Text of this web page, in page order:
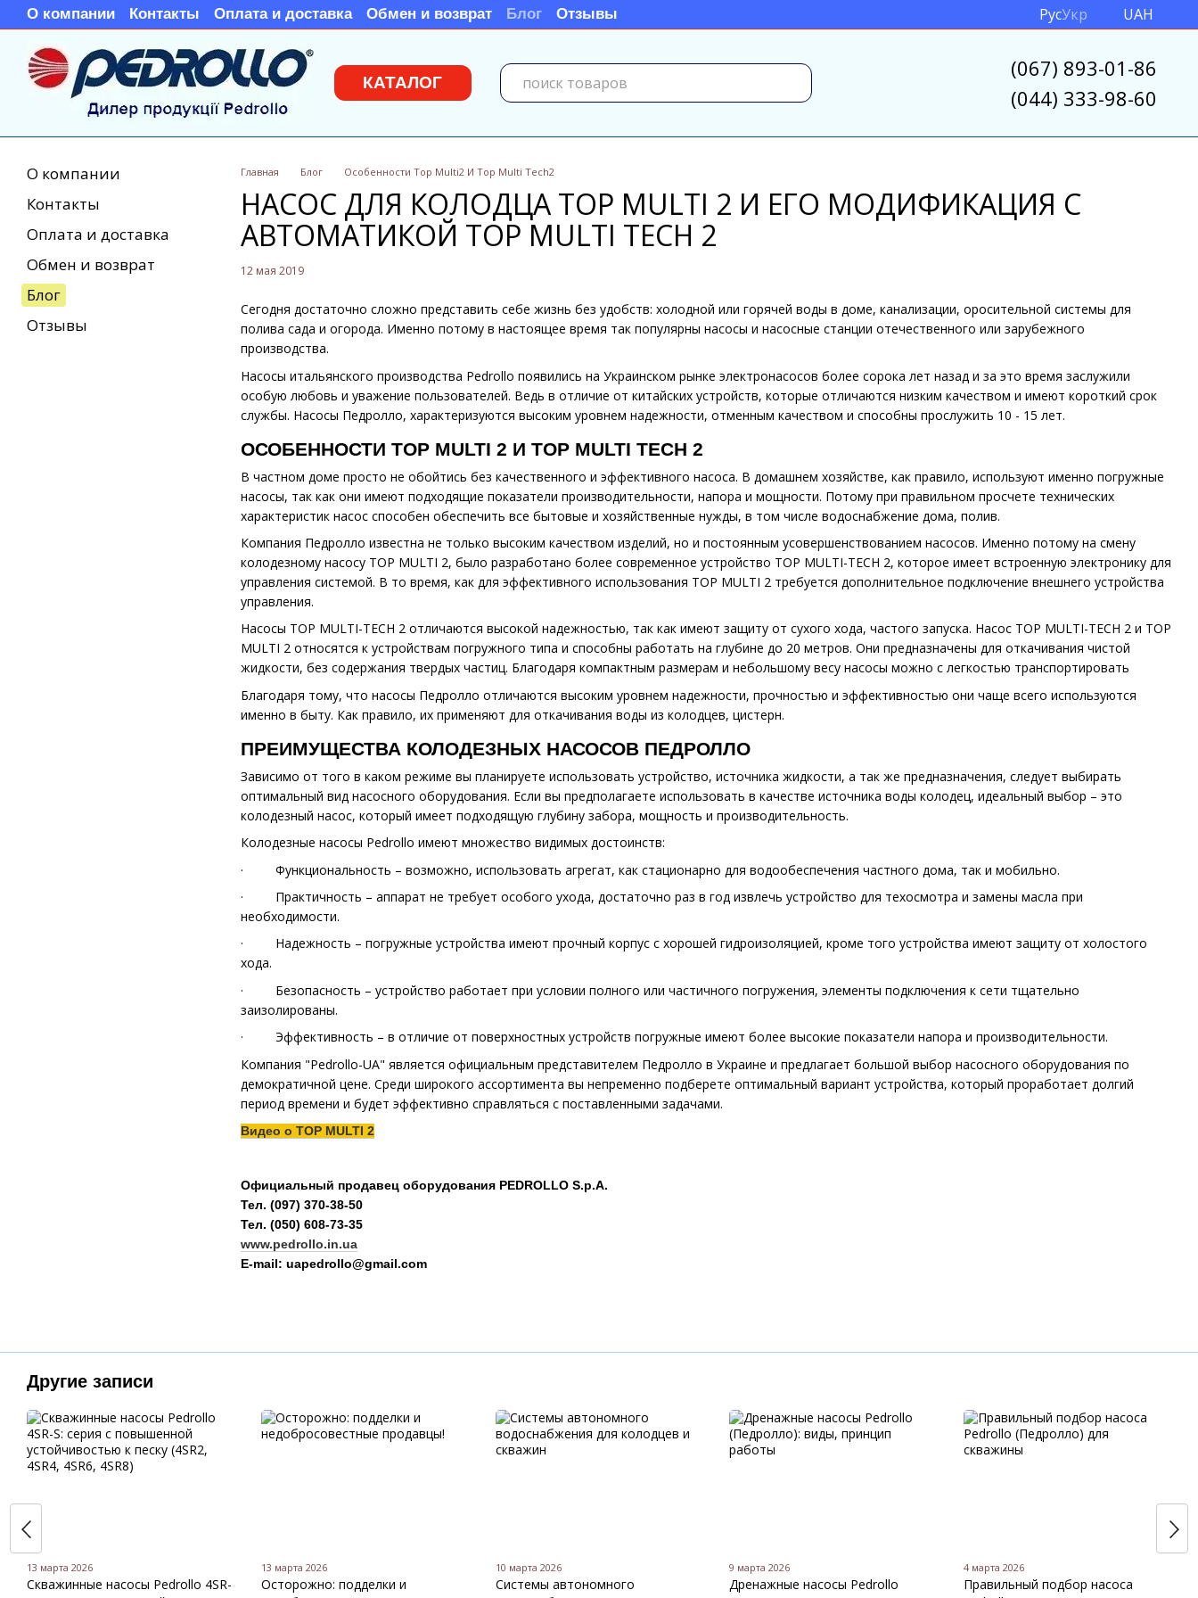
Перейти к основному контенту
О компании Контакты Оплата и доставка Обмен и возврат Блог Отзывы РусУкр UAH
КАТАЛОГ
(067) 893-01-86
(044) 333-98-60
Главная Блог Особенности Top Multi2 И Top Multi Tech2
НАСОС ДЛЯ КОЛОДЦА TOP MULTI 2 И ЕГО МОДИФИКАЦИЯ С
АВТОМАТИКОЙ TOP MULTI TECH 2
12 мая 2019
Сегодня достаточно сложно представить себе жизнь без удобств: холодной или горячей воды в доме, канализации, оросительной системы для
полива сада и огорода. Именно потому в настоящее время так популярны насосы и насосные станции отечественного или зарубежного
производства.
Насосы итальянского производства Pedrollo появились на Украинском рынке электронасосов более сорока лет назад и за это время заслужили
особую любовь и уважение пользователей. Ведь в отличие от китайских устройств, которые отличаются низким качеством и имеют короткий срок
службы. Насосы Педролло, характеризуются высоким уровнем надежности, отменным качеством и способны прослужить 10 - 15 лет.
ОСОБЕННОСТИ TOP MULTI 2 И TOP MULTI TECH 2
В частном доме просто не обойтись без качественного и эффективного насоса. В домашнем хозяйстве, как правило, используют именно погружные
насосы, так как они имеют подходящие показатели производительности, напора и мощности. Потому при правильном просчете технических
характеристик насос способен обеспечить все бытовые и хозяйственные нужды, в том числе водоснабжение дома, полив.
Компания Педролло известна не только высоким качеством изделий, но и постоянным усовершенствованием насосов. Именно потому на смену
колодезному насосу TOP MULTI 2, было разработано более современное устройство TOP MULTI-TECH 2, которое имеет встроенную электронику для
управления системой. В то время, как для эффективного использования TOP MULTI 2 требуется дополнительное подключение внешнего устройства
управления.
Насосы TOP MULTI-TECH 2 отличаются высокой надежностью, так как имеют защиту от сухого хода, частого запуска. Насос TOP MULTI-TECH 2 и TOP
MULTI 2 относятся к устройствам погружного типа и способны работать на глубине до 20 метров. Они предназначены для откачивания чистой
жидкости, без содержания твердых частиц. Благодаря компактным размерам и небольшому весу насосы можно с легкостью транспортировать
Благодаря тому, что насосы Педролло отличаются высоким уровнем надежности, прочностью и эффективностью они чаще всего используются
именно в быту. Как правило, их применяют для откачивания воды из колодцев, цистерн.
ПРЕИМУЩЕСТВА КОЛОДЕЗНЫХ НАСОСОВ ПЕДРОЛЛО
Зависимо от того в каком режиме вы планируете использовать устройство, источника жидкости, а так же предназначения, следует выбирать
оптимальный вид насосного оборудования. Если вы предполагаете использовать в качестве источника воды колодец, идеальный выбор – это
колодезный насос, который имеет подходящую глубину забора, мощность и производительность.
Колодезные насосы Pedrollo имеют множество видимых достоинств:
· Функциональность – возможно, использовать агрегат, как стационарно для водообеспечения частного дома, так и мобильно.
· Практичность – аппарат не требует особого ухода, достаточно раз в год извлечь устройство для техосмотра и замены масла при
необходимости.
· Надежность – погружные устройства имеют прочный корпус с хорошей гидроизоляцией, кроме того устройства имеют защиту от холостого
хода.
· Безопасность – устройство работает при условии полного или частичного погружения, элементы подключения к сети тщательно
заизолированы.
· Эффективность – в отличие от поверхностных устройств погружные имеют более высокие показатели напора и производительности.
Компания "Pedrollo-UA" является официальным представителем Педролло в Украине и предлагает большой выбор насосного оборудования по
демократичной цене. Среди широкого ассортимента вы непременно подберете оптимальный вариант устройства, который проработает долгий
период времени и будет эффективно справляться с поставленными задачами.
Видео о TOP MULTI 2
Официальный продавец оборудования PEDROLLO S.p.A.
Тел. (097) 370-38-50
Тел. (050) 608-73-35
www.pedrollo.in.ua
​​​​​​​E-mail: uapedrollo@gmail.com
О компании
Контакты
Оплата и доставка
Обмен и возврат
Блог
Отзывы
Другие записи
13 марта 2026
Скважинные насосы Pedrollo 4SR-
13 марта 2026
Осторожно: подделки и
10 марта 2026
Системы автономного
9 марта 2026
Дренажные насосы Pedrollo
4 марта 2026
Правильный подбор насоса